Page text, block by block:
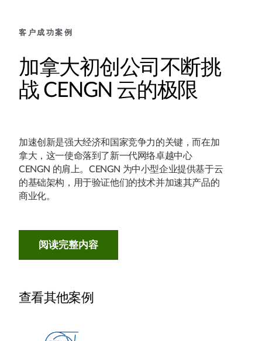
客户成功案例
加拿大初创公司不断挑
战 CENGN 云的极限
加速创新是强大经济和国家竞争力的关键，而在加
拿大，这一使命落到了新一代网络卓越中心
CENGN 的肩上。CENGN 为中小型企业提供基于云
的基础架构，用于验证他们的技术并加速其产品的
商业化。
阅读完整内容
查看其他案例